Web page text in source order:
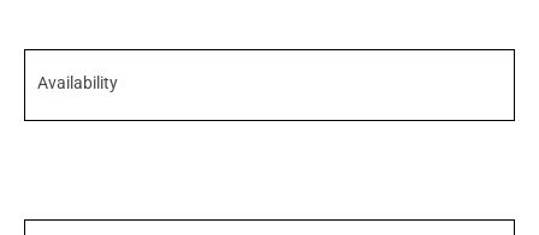
Availability